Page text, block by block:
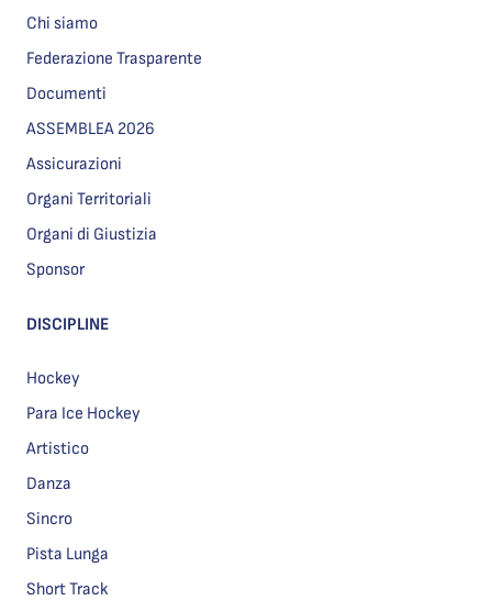
Chi siamo
Federazione Trasparente
Documenti
ASSEMBLEA 2026
Assicurazioni
Organi Territoriali
Organi di Giustizia
Sponsor
DISCIPLINE
Hockey
Para Ice Hockey
Artistico
Danza
Sincro
Pista Lunga
Short Track